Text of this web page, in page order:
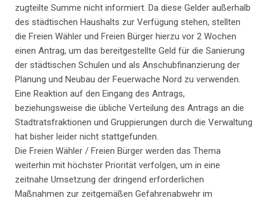
zugteilte Summe nicht informiert. Da diese Gelder außerhalb
des städtischen Haushalts zur Verfügung stehen, stellten
die Freien Wähler und Freien Bürger hierzu vor 2 Wochen
einen Antrag, um das bereitgestellte Geld für die Sanierung
der städtischen Schulen und als Anschubfinanzierung der
Planung und Neubau der Feuerwache Nord zu verwenden.
Eine Reaktion auf den Eingang des Antrags,
beziehungsweise die übliche Verteilung des Antrags an die
Stadtratsfraktionen und Gruppierungen durch die Verwaltung
hat bisher leider nicht stattgefunden.
Die Freien Wähler / Freien Bürger werden das Thema
weiterhin mit höchster Priorität verfolgen, um in eine
zeitnahe Umsetzung der dringend erforderlichen
Maßnahmen zur zeitgemäßen Gefahrenabwehr im